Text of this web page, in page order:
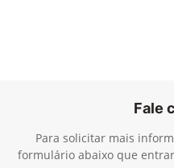
Fale
Para solicitar mais
formulário abaixo que